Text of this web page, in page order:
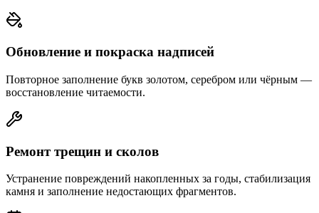
Обновление и покраска надписей
Повторное заполнение букв золотом, серебром или чёрным —
восстановление читаемости.
Ремонт трещин и сколов
Устранение повреждений накопленных за годы, стабилизация
камня и заполнение недостающих фрагментов.